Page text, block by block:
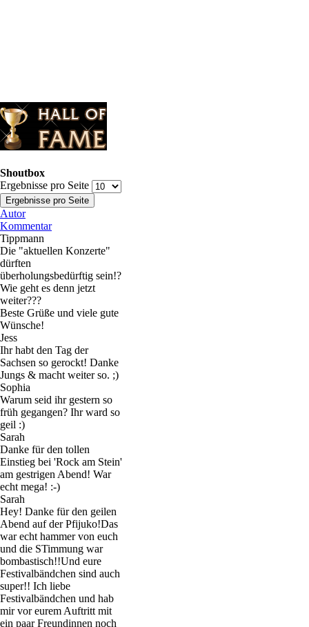
Shoutbox
Ergebnisse pro Seite
Autor
Kommentar
Tippmann
Die "aktuellen Konzerte"
dürften
überholungsbedürftig sein!?
Wie geht es denn jetzt
weiter???
Beste Grüße und viele gute
Wünsche!
Jess
Ihr habt den Tag der
Sachsen so gerockt! Danke
Jungs & macht weiter so. ;)
Sophia
Warum seid ihr gestern so
früh gegangen? Ihr ward so
geil :)
Sarah
Danke für den tollen
Einstieg bei 'Rock am Stein'
am gestrigen Abend! War
echt mega! :-)
Sarah
Hey! Danke für den geilen
Abend auf der Pfijuko!Das
war echt hammer von euch
und die STimmung war
bombastisch!!Und eure
Festivalbändchen sind auch
super!! Ich liebe
Festivalbändchen und hab
mir vor eurem Auftritt mit
ein paar Freundinnen noch